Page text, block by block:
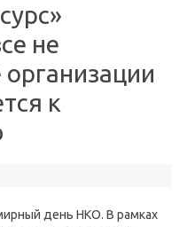
не
к
день НКО. В рамках